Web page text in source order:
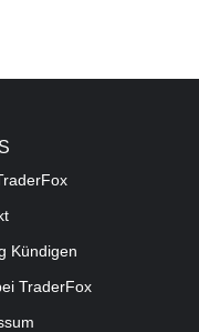
Kündigen
TraderFox